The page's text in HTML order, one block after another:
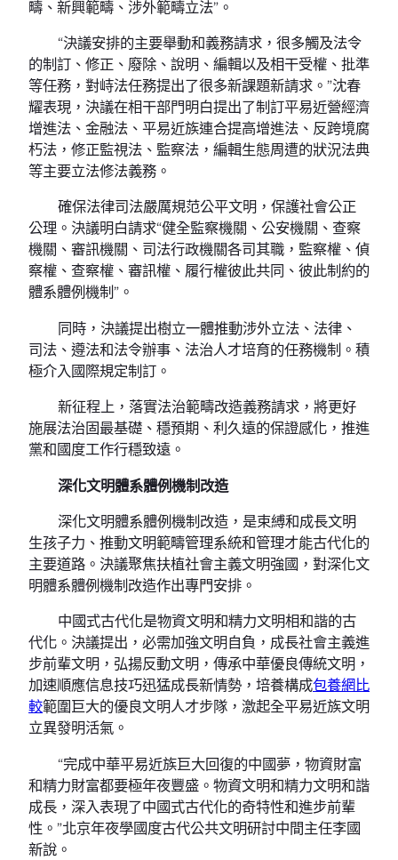
疇、新興範疇、涉外範疇立法”。
“決議安排的主要舉動和義務請求，很多觸及法令
的制訂、修正、廢除、說明、編輯以及相干受權、批準
等任務，對峙法任務提出了很多新課題新請求。”沈春
耀表現，決議在相干部門明白提出了制訂平易近營經濟
增進法、金融法、平易近族連合提高增進法、反跨境腐
朽法，修正監視法、監察法，編輯生態周遭的狀況法典
等主要立法修法義務。
確保法律司法嚴厲規范公平文明，保護社會公正
公理。決議明白請求“健全監察機關、公安機關、查察
機關、審訊機關、司法行政機關各司其職，監察權、偵
察權、查察權、審訊權、履行權彼此共同、彼此制約的
體系體例機制”。
同時，決議提出樹立一體推動涉外立法、法律、
司法、遵法和法令辦事、法治人才培育的任務機制。積
極介入國際規定制訂。
新征程上，落實法治範疇改造義務請求，將更好
施展法治固最基礎、穩預期、利久遠的保證感化，推進
黨和國度工作行穩致遠。
深化文明體系體例機制改造
深化文明體系體例機制改造，是束縛和成長文明
生孩子力、推動文明範疇管理系統和管理才能古代化的
主要道路。決議聚焦扶植社會主義文明強國，對深化文
明體系體例機制改造作出專門安排。
中國式古代化是物資文明和精力文明相和諧的古
代化。決議提出，必需加強文明自負，成長社會主義進
步前輩文明，弘揚反動文明，傳承中華優良傳統文明，
加速順應信息技巧迅猛成長新情勢，培養構成包養網比
較範圍巨大的優良文明人才步隊，激起全平易近族文明
立異發明活氣。
“完成中華平易近族巨大回復的中國夢，物資財富
和精力財富都要極年夜豐盛。物資文明和精力文明和諧
成長，深入表現了中國式古代化的奇特性和進步前輩
性。”北京年夜學國度古代公共文明研討中間主任李國
新說。